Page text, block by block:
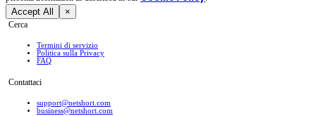
Accept All ×
Cerca
Termini di servizio
Politica sulla Privacy
FAQ
Contattaci
support@netshort.com
business@netshort.com